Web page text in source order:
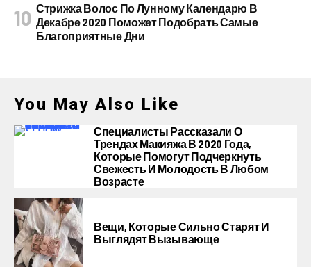
Стрижка Волос По Лунному Календарю В
Декабре 2020 Поможет Подобрать Самые
Благоприятные Дни
You May Also Like
Специалисты Рассказали О
Трендах Макияжа В 2020 Года,
Которые Помогут Подчеркнуть
Свежесть И Молодость В Любом
Возрасте
Вещи, Которые Сильно Старят И
Выглядят Вызывающе